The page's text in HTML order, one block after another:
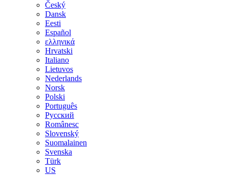
Český
Dansk
Eesti
Español
ελληνικά
Hrvatski
Italiano
Lietuvos
Nederlands
Norsk
Polski
Português
Pусский
Românesc
Slovenský
Suomalainen
Svenska
Türk
US